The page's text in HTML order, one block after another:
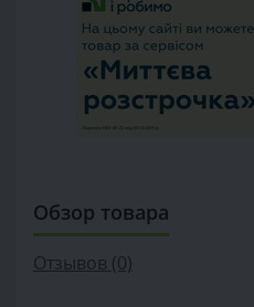
Обзор товара
Отзывов (0)